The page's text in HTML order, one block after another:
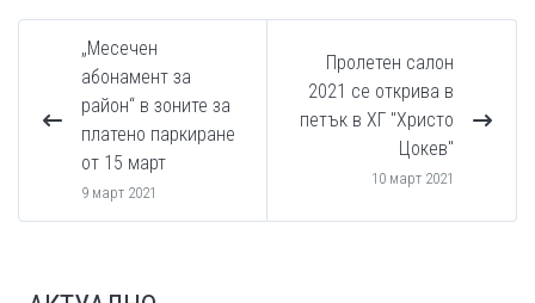
„Месечен
абонамент за
район“ в зоните за
платено паркиране
от 15 март
9 март 2021
Пролетен салон
2021 се открива в
петък в ХГ "Христо
Цокев"
10 март 2021